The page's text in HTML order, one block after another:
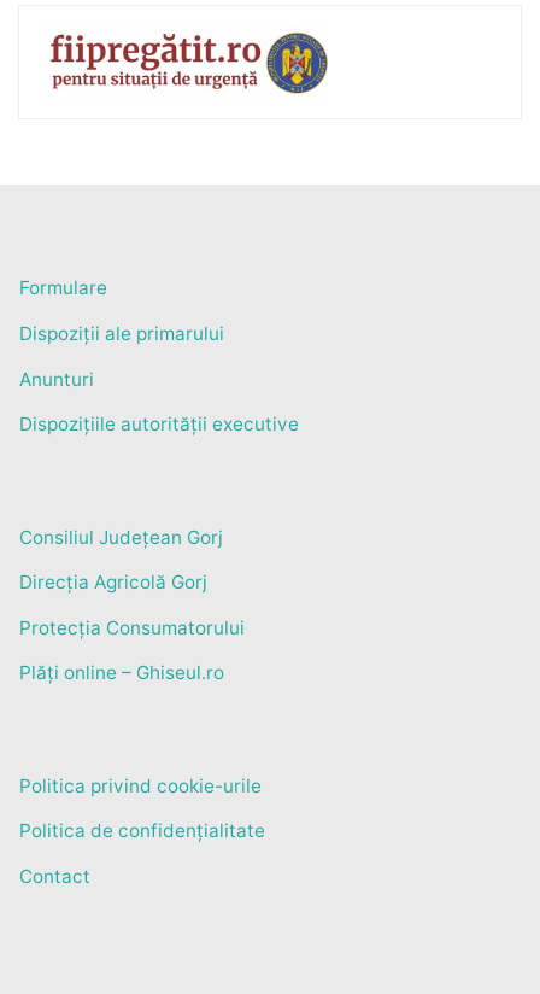
Formulare
Dispoziții ale primarului
Anunturi
Dispozițiile autorității executive
Consiliul Județean Gorj
Direcția Agricolă Gorj
Protecția Consumatorului
Plăți online – Ghiseul.ro
Politica privind cookie-urile
Politica de confidențialitate
Contact